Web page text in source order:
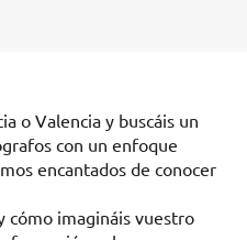
o Valencia y buscáis un
con un enfoque
encantados de conocer
cómo imagináis vuestro